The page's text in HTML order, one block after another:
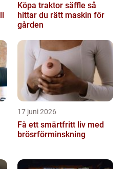
Köpa traktor säffle så
hittar du rätt maskin för
gården
17 juni 2026
Få ett smärtfritt liv med
brösrförminskning